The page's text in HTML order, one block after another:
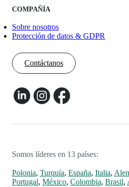
COMPAÑÍA
Sobre nosotros
Protección de datos & GDPR
Contáctanos
Somos líderes en 13 países:
Polonia, Turquía, España, Italia,
Portugal, México, Colombia, Brasil,